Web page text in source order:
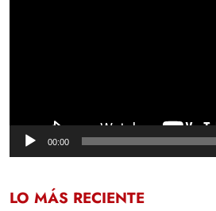
00:00
LO MÁS RECIENTE